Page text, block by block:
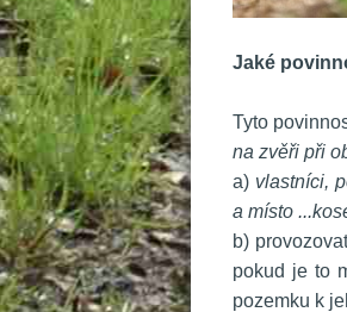
Jaké
Tyto
na zvěři při
a) vlastníci,
a místo
b)
pokud je to
pozemku k